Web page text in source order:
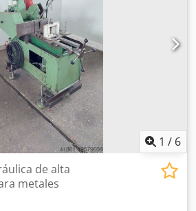
1 / 6
de alta
metales